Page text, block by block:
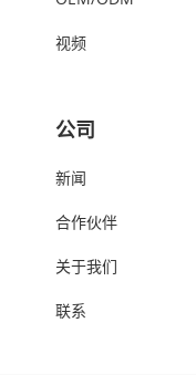
视频
公司
新闻
合作伙伴
关于我们
联系